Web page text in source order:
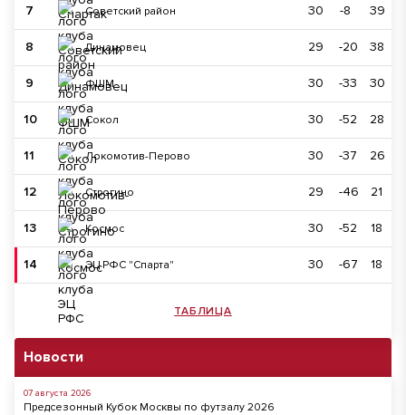
7 Советский район 30 -8 39
8 Динамовец 29 -20 38
9 ФШМ 30 -33 30
10 Сокол 30 -52 28
11 Локомотив-Перово 30 -37 26
12 Строгино 29 -46 21
13 Космос 30 -52 18
14 ЭЦ РФС "Спарта" 30 -67 18
ТАБЛИЦА
Новости
07 августа 2026
Предсезонный Кубок Москвы по футзалу 2026